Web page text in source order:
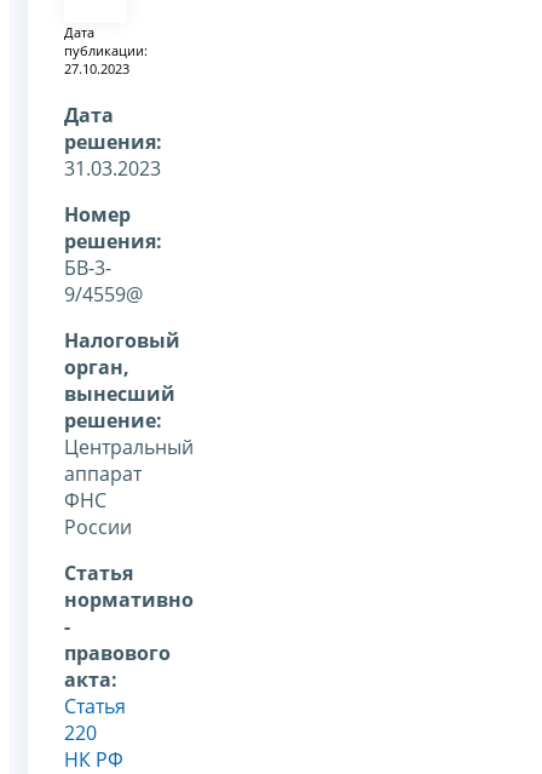
Дата
публикации:
27.10.2023
Дата
решения:
31.03.2023
Номер
решения:
БВ-3-
9/4559@
Налоговый
орган,
вынесший
решение:
Центральный
аппарат
ФНС
России
Статья
нормативно
-
правового
акта:
Статья
220
НК РФ